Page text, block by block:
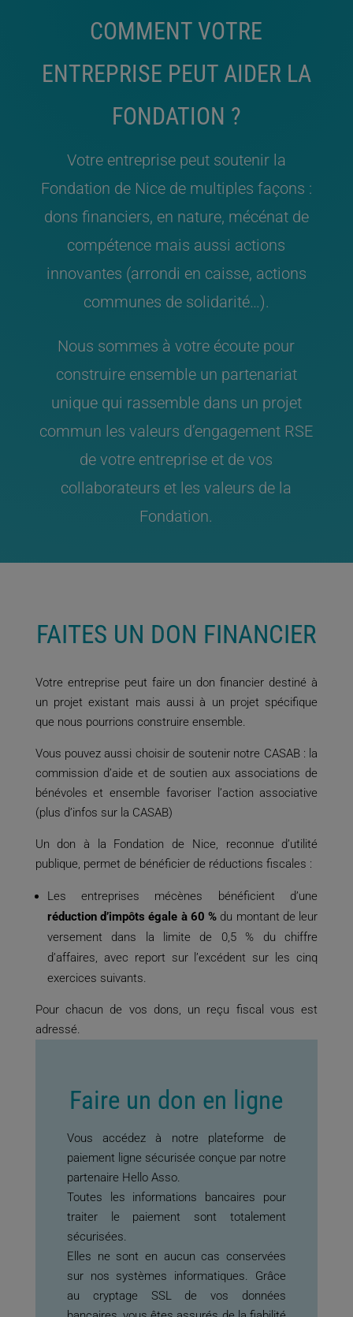
COMMENT VOTRE
ENTREPRISE PEUT AIDER LA
FONDATION ?
Votre entreprise peut soutenir la
Fondation de Nice de multiples façons :
dons financiers, en nature, mécénat de
compétence mais aussi actions
innovantes (arrondi en caisse, actions
communes de solidarité…).
Nous sommes à votre écoute pour
construire ensemble un partenariat
unique qui rassemble dans un projet
commun les valeurs d’engagement RSE
de votre entreprise et de vos
collaborateurs et les valeurs de la
Fondation.
FAITES UN DON FINANCIER
Votre entreprise peut faire un don financier destiné à
un projet existant mais aussi à un projet spécifique
que nous pourrions construire ensemble.
Vous pouvez aussi choisir de soutenir notre CASAB : la
commission d’aide et de soutien aux associations de
bénévoles et ensemble favoriser l’action associative
(plus d’infos sur la CASAB)
Un don à la Fondation de Nice, reconnue d’utilité
publique, permet de bénéficier de réductions fiscales :
Les entreprises mécènes bénéficient d’une
réduction d’impôts égale à 60 % du montant de leur
versement dans la limite de 0,5 % du chiffre
d’affaires, avec report sur l’excédent sur les cinq
exercices suivants.
Pour chacun de vos dons, un reçu fiscal vous est
adressé.
Faire un don en ligne
Vous accédez à notre plateforme de
paiement ligne sécurisée conçue par notre
partenaire Hello Asso.
Toutes les informations bancaires pour
traiter le paiement sont totalement
sécurisées.
Elles ne sont en aucun cas conservées
sur nos systèmes informatiques. Grâce
au cryptage SSL de vos données